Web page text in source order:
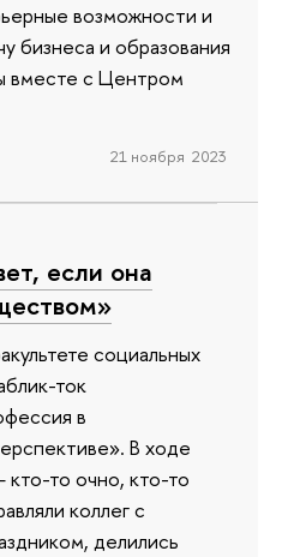
возможности и
бизнеса и образования
вместе с Центром
21 ноября 2023
если она
социальных
ток
в
В ходе
то очно, кто-то
коллег с
делились